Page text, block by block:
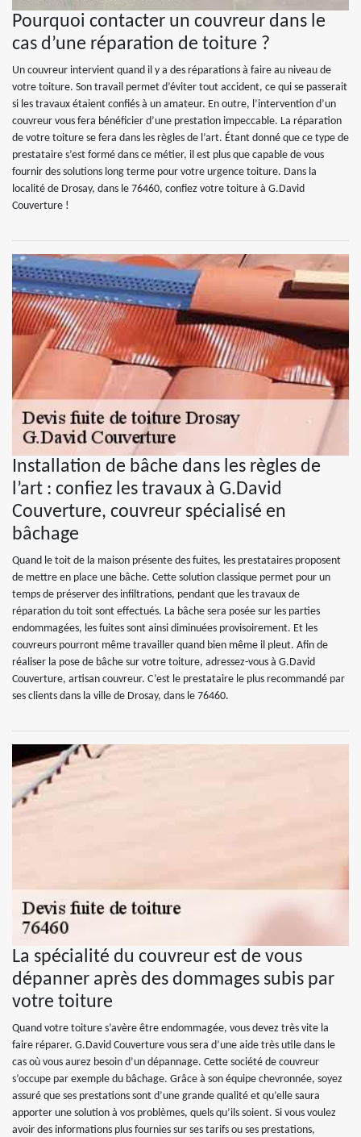
Pourquoi contacter un couvreur dans le
cas d’une réparation de toiture ?
Un couvreur intervient quand il y a des réparations à faire au niveau de
votre toiture. Son travail permet d’éviter tout accident, ce qui se passerait
si les travaux étaient confiés à un amateur. En outre, l’intervention d’un
couvreur vous fera bénéficier d’une prestation impeccable. La réparation
de votre toiture se fera dans les règles de l’art. Étant donné que ce type de
prestataire s’est formé dans ce métier, il est plus que capable de vous
fournir des solutions long terme pour votre urgence toiture. Dans la
localité de Drosay, dans le 76460, confiez votre toiture à G.David
Couverture !
Installation de bâche dans les règles de
l’art : confiez les travaux à G.David
Couverture, couvreur spécialisé en
bâchage
Quand le toit de la maison présente des fuites, les prestataires proposent
de mettre en place une bâche. Cette solution classique permet pour un
temps de préserver des infiltrations, pendant que les travaux de
réparation du toit sont effectués. La bâche sera posée sur les parties
endommagées, les fuites sont ainsi diminuées provisoirement. Et les
couvreurs pourront même travailler quand bien même il pleut. Afin de
réaliser la pose de bâche sur votre toiture, adressez-vous à G.David
Couverture, artisan couvreur. C’est le prestataire le plus recommandé par
ses clients dans la ville de Drosay, dans le 76460.
La spécialité du couvreur est de vous
dépanner après des dommages subis par
votre toiture
Quand votre toiture s’avère être endommagée, vous devez très vite la
faire réparer. G.David Couverture vous sera d’une aide très utile dans le
cas où vous aurez besoin d’un dépannage. Cette société de couvreur
s’occupe par exemple du bâchage. Grâce à son équipe chevronnée, soyez
assuré que ses prestations sont d’une grande qualité et qu’elle saura
apporter une solution à vos problèmes, quels qu’ils soient. Si vous voulez
avoir des informations plus fournies sur ses tarifs ou ses prestations,